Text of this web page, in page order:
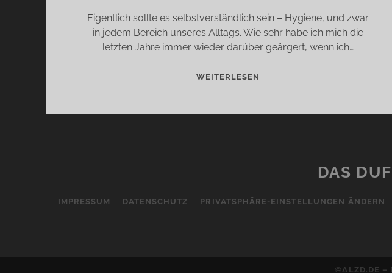
Eigentlich sollte es selbstverständlich sein – Hygiene, und zwar
in jedem Bereich unseres Alltags. Wie sehr habe ich mich die
letzten Jahre immer wieder darüber geärgert, wenn ich…
WEITERLESEN
DAS
IMPRESSUM DATENSCHUTZ PRIVATSPHÄRE-EINSTELLUNGEN ÄNDERN
©ALZD.DE –